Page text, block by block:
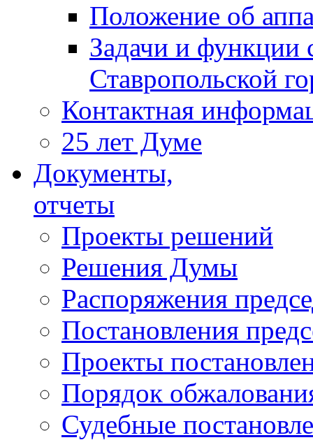
Положение об
Задачи и функции
Ставропольской
Контактная
25 лет Думе
Документы,
отчеты
Проекты решений
Решения Думы
Распоряжения
Постановления
Проекты
Порядок
Судебные